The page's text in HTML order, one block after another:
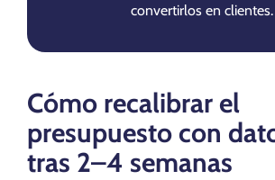
convertirlos en clientes.
Cómo recalibrar el
presupuesto con
tras 2–4 semanas